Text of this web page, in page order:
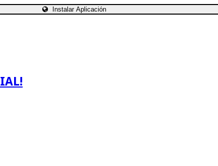
Instalar Aplicación